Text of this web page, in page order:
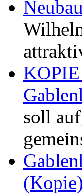
KOPIE
soll
(Kopie)